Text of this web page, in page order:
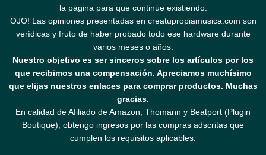
la página para que continúe existiendo.
OJO! Las opiniones presentadas en creatupropiamusica.com son
verídicas y fruto de haber probado todo ese hardware durante
varios meses o años.
Nuestro objetivo es ser sinceros sobre los artículos por los
que recibimos una compensación. Apreciamos muchísimo
que elijas nuestros enlaces para comprar productos. Muchas
gracias.
En calidad de Afiliado de Amazon, Thomann y Beatport (Plugin
Boutique), obtengo ingresos por las compras adscritas que
cumplen los requisitos aplicables.